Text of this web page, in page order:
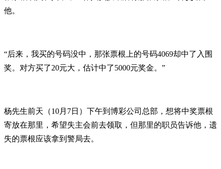
他。
“后来，我买的号码没中，那张票根上的号码4069却中了入围
奖。对方买了20元大，估计中了5000元奖金。”
杨先生前天（10月7日）下午到博彩公司总部，想将中奖票根
寄放在那里，希望失主会前去领取，但那里的职员告诉他，遗
失的票根应该拿到警局去。